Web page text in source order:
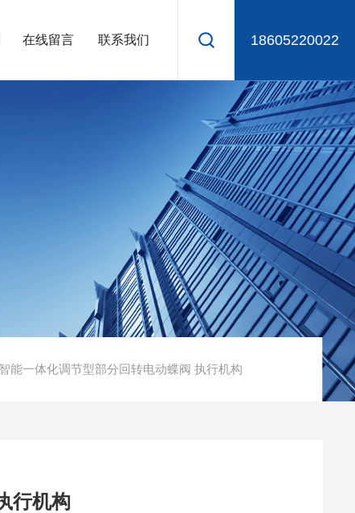
18605220022
在线留言 联系我们
能一体化调节型部分回转电动蝶阀 执行机构
行机构